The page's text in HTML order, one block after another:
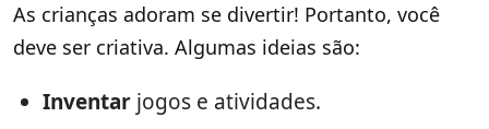
As crianças adoram se divertir! Portanto, você
deve ser criativa. Algumas ideias são:
Inventar jogos e atividades.